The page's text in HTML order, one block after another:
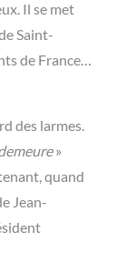
Il se met
Saint-
de France…
des larmes.
»
quand
Jean-